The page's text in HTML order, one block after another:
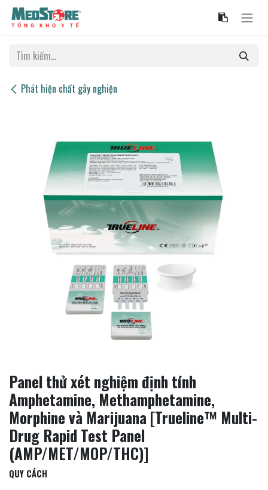
Bỏ qua để đến Nội dung
Phát hiện chất gây nghiện
Panel thử xét nghiệm định tính
Amphetamine, Methamphetamine,
Morphine và Marijuana [Trueline™ Multi-
Drug Rapid Test Panel
(AMP/MET/MOP/THC)]
QUY CÁCH